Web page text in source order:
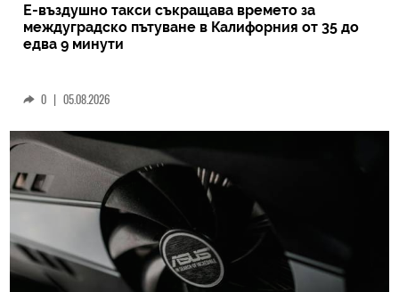
Е-въздушно такси съкращава времето за
междуградско пътуване в Калифорния от 35 до
едва 9 минути
0 | 05.08.2026